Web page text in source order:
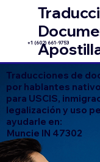
+1 (602) 661-9753
Traducciones de
por hablantes
para USCIS,
legalización y uso
ayudarle en:
Muncie IN 47302